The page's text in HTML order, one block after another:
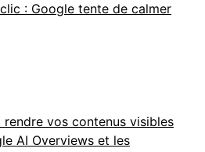
: Google tente de calmer
rendre vos contenus visibles
AI Overviews et les